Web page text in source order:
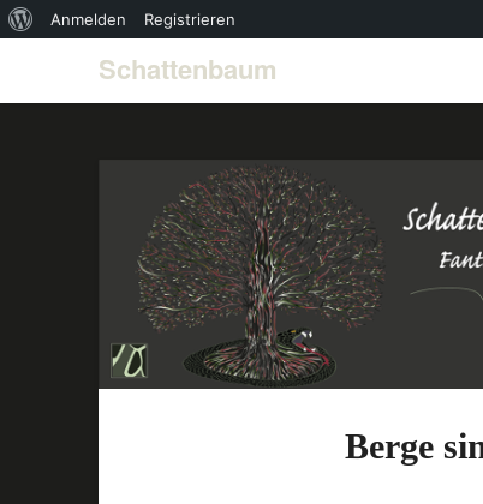
Schattenbaum
Berge
Über
WordPress
Anmelden Registrieren